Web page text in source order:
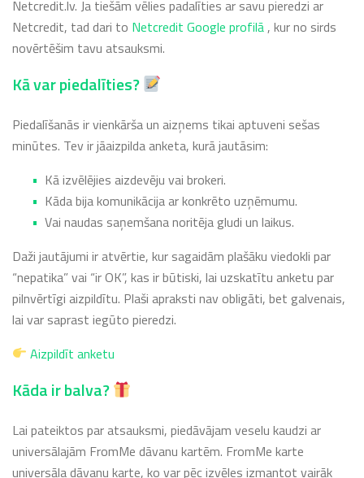
Netcredit.lv. Ja tiešām vēlies padalīties ar savu pieredzi ar
Netcredit, tad dari to Netcredit Google profilā , kur no sirds
novērtēšim tavu atsauksmi.
Kā var piedalīties?
Piedalīšanās ir vienkārša un aizņems tikai aptuveni sešas
minūtes. Tev ir jāaizpilda anketa, kurā jautāsim:
Kā izvēlējies aizdevēju vai brokeri.
Kāda bija komunikācija ar konkrēto uzņēmumu.
Vai naudas saņemšana noritēja gludi un laikus.
Daži jautājumi ir atvērtie, kur sagaidām plašāku viedokli par
“nepatika” vai “ir OK”, kas ir būtiski, lai uzskatītu anketu par
pilnvērtīgi aizpildītu. Plaši apraksti nav obligāti, bet galvenais,
lai var saprast iegūto pieredzi.
Aizpildīt anketu
Kāda ir balva?
Lai pateiktos par atsauksmi, piedāvājam veselu kaudzi ar
universālajām FromMe dāvanu kartēm. FromMe karte
universāla dāvanu karte, ko var pēc izvēles izmantot vairāk